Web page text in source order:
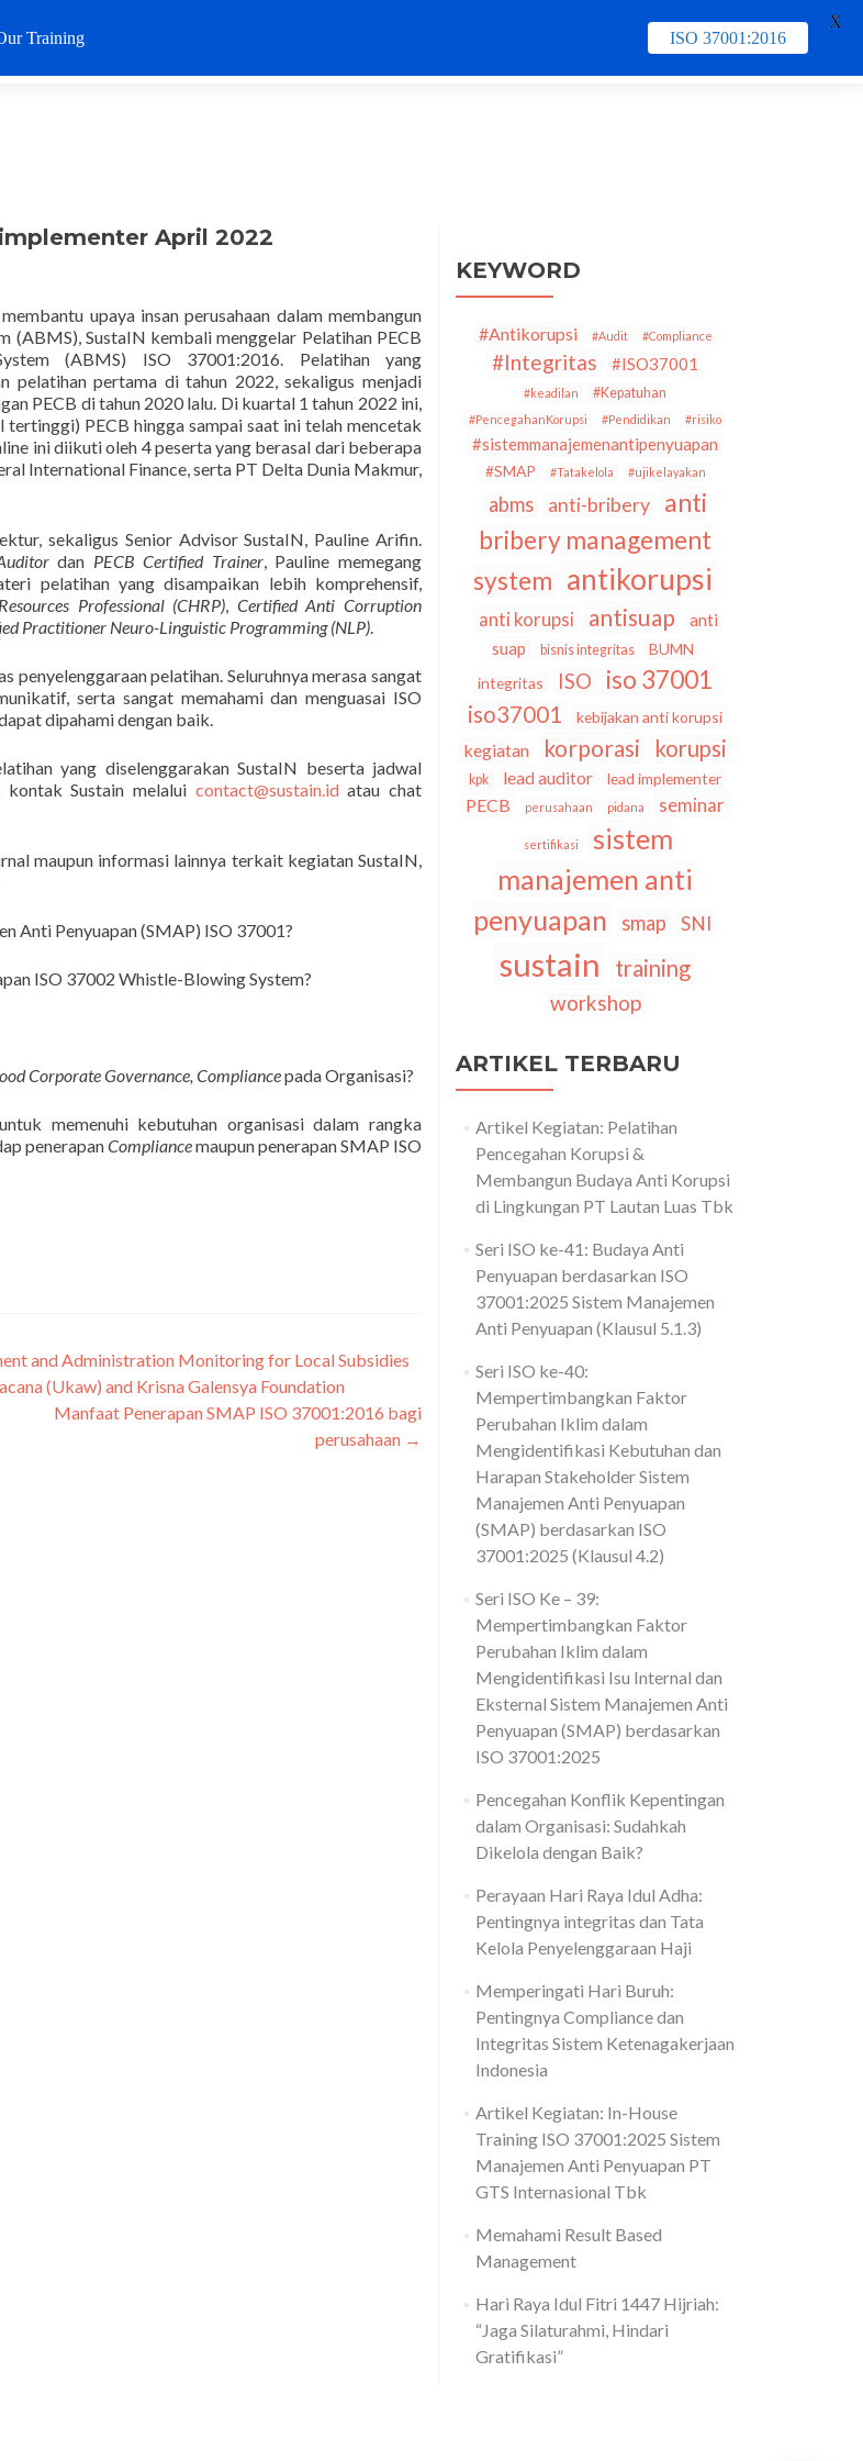
Training & Schedule
April 2022
upaya insan perusahaan dalam membangun
SustaIN kembali menggelar Pelatihan PECB
(ABMS) ISO 37001:2016. Pelatihan yang
pelatihan pertama di tahun 2022, sekaligus menjadi
PECB di tahun 2020 lalu. Di kuartal 1 tahun 2022 ini,
PECB hingga sampai saat ini telah mencetak
ini diikuti oleh 4 peserta yang berasal dari beberapa
International Finance, serta PT Delta Dunia Makmur,
sekaligus Senior Advisor SustaIN, Pauline Arifin.
dan PECB Certified Trainer, Pauline memegang
pelatihan yang disampaikan lebih komprehensif,
Professional (CHRP), Certified Anti Corruption
Practitioner Neuro-Linguistic Programming (NLP).
pelatihan. Seluruhnya merasa sangat
serta sangat memahami dan menguasai ISO
dipahami dengan baik.
yang diselenggarakan SustaIN beserta jadwal
kontak Sustain melalui contact@sustain.idatau chat
maupun informasi lainnya terkait kegiatan SustaIN,
Anti Penyuapan (SMAP) ISO 37001?
ISO 37002 Whistle-Blowing System?
Corporate Governance, Compliancepada Organisasi?
memenuhi kebutuhan organisasi dalam rangka
penerapanCompliancemaupun penerapan SMAP ISO
and Administration Monitoring for Local Subsidies
(Ukaw) and Krisna Galensya Foundation
Manfaat Penerapan SMAP ISO 37001:2016 bagi
perusahaan →
KEYWORD
#Antikorupsi #Audit #Compliance
#Integritas #ISO37001
#keadilan #Kepatuhan
#PencegahanKorupsi #Pendidikan #risiko
#sistemmanajemenantipenyuapan
#SMAP #Tatakelola #ujikelayakan
abms anti-bribery
anti
bribery management
system antikorupsi
anti korupsi antisuap
anti
suap
bisnis integritas
BUMN
integritas
ISO iso 37001
iso37001 kebijakan anti korupsi
kegiatan korporasi korupsi
kpk lead auditor lead implementer
PECB perusahaan pidana seminar
sertifikasi
sistem
manajemen anti
penyuapan
smap SNI
sustain training
workshop
ARTIKEL TERBARU
Artikel Kegiatan: Pelatihan
Pencegahan Korupsi &
Membangun Budaya Anti Korupsi
di Lingkungan PT Lautan Luas Tbk
Seri ISO ke-41: Budaya Anti
Penyuapan berdasarkan ISO
37001:2025 Sistem Manajemen
Anti Penyuapan (Klausul 5.1.3)
Seri ISO ke-40:
Mempertimbangkan Faktor
Perubahan Iklim dalam
Mengidentifikasi Kebutuhan dan
Harapan Stakeholder Sistem
Manajemen Anti Penyuapan
(SMAP) berdasarkan ISO
37001:2025 (Klausul 4.2)
Seri ISO Ke – 39:
Mempertimbangkan Faktor
Perubahan Iklim dalam
Mengidentifikasi Isu Internal dan
Eksternal Sistem Manajemen Anti
Penyuapan (SMAP) berdasarkan
ISO 37001:2025
Pencegahan Konflik Kepentingan
dalam Organisasi: Sudahkah
Dikelola dengan Baik?
Perayaan Hari Raya Idul Adha:
Pentingnya integritas dan Tata
Kelola Penyelenggaraan Haji
Memperingati Hari Buruh:
Pentingnya Compliance dan
Integritas Sistem Ketenagakerjaan
Indonesia
Artikel Kegiatan: In-House
Training ISO 37001:2025 Sistem
Manajemen Anti Penyuapan PT
GTS Internasional Tbk
Memahami Result Based
Management
Hari Raya Idul Fitri 1447 Hijriah:
“Jaga Silaturahmi, Hindari
Gratifikasi”
Training ISO 37001:2016
X